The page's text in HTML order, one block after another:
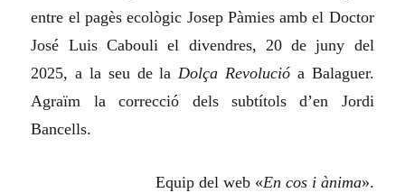
entre el pagès ecològic Josep Pàmies amb el Doctor
José Luis Cabouli el divendres, 20 de juny del
2025, a la seu de laDolça Revolucióa Balaguer.
Agraïm la correcció dels subtítols d’en Jordi
Bancells.
Equip del web «En cos i ànima».